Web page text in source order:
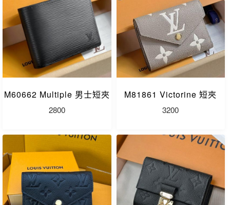
M60662 Multiple 男士短夾
2800
M81861 Victorine 短夾
3200